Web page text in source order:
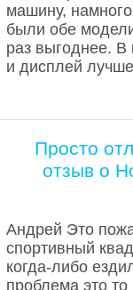
машину,
были обе
раз выгоднее. В
и дисплей
Просто
отзыв о
Андрей Это
спортивный
когда-либо
проблема это